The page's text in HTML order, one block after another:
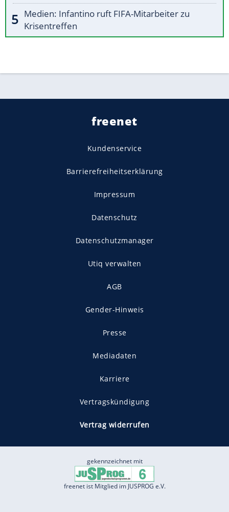
Medien: Infantino ruft FIFA-Mitarbeiter zu
Krisentreffen
freenet
Kundenservice
Barrierefreiheitserklärung
Impressum
Datenschutz
Datenschutzmanager
Utiq verwalten
AGB
Gender-Hinweis
Presse
Mediadaten
Karriere
Vertragskündigung
Vertrag widerrufen
gekennzeichnet mit
freenet ist Mitglied im JUSPROG e.V.